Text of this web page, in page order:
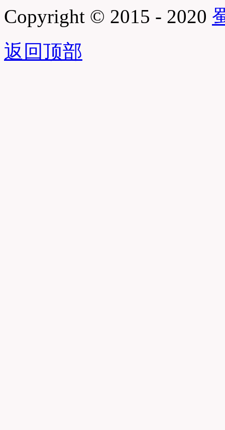
Copyright © 2015 - 2020
返回顶部